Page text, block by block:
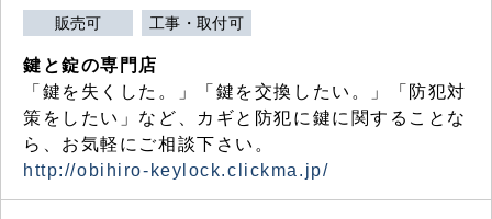
販売可 工事・取付可
鍵と錠の専門店
「鍵を失くした。」「鍵を交換したい。」「防犯対
策をしたい」など、カギと防犯に鍵に関することな
ら、お気軽にご相談下さい。
http://obihiro-keylock.clickma.jp/